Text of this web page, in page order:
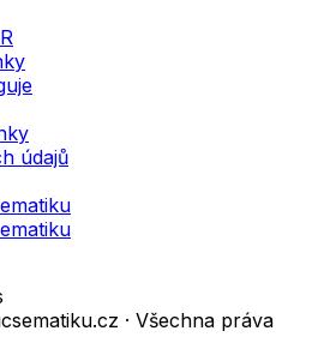
údajů
· Všechna práva